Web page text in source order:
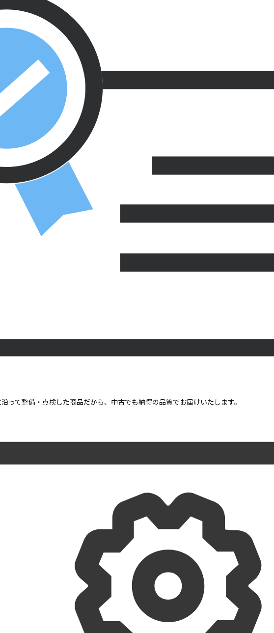
って整備・点検した商品だから、中古でも納得の品質でお届けいたします。